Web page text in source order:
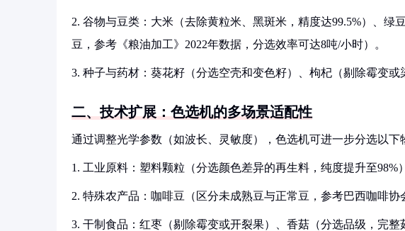
2. 谷物与豆类：大米（去除黄粒米、黑斑米，精度达99.5%）、
豆，参考《粮油加工》2022年数据，分选效率可达8吨/小时）。
3. 种子与药材：葵花籽（分选空壳和变色籽）、枸杞（剔除霉变或
二、技术扩展：色选机的多场景适配性
通过调整光学参数（如波长、灵敏度），色选机可进一步分选以下
1. 工业原料：塑料颗粒（分选颜色差异的再生料，纯度提升至98%
2. 特殊农产品：咖啡豆（区分未成熟豆与正常豆，参考巴西咖啡协
3. 干制食品：红枣（剔除霉变或开裂果）、香菇（分选品级，完整